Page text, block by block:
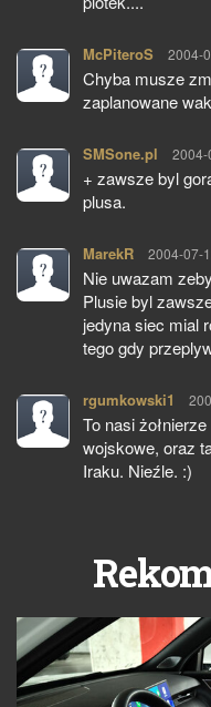
McPiteroS pisze:
2004-
Chyba musze
zaplanowane
SMSone.pl pisze:
2004-
+ zawsze byl
plusa.
MarekR pisze:
2004-07-
Nie uwazam
Plusie byl
jedyna siec mial
tego gdy
rgumkowski1
To nasi
wojskowe, oraz
Iraku. Nieźle. :)